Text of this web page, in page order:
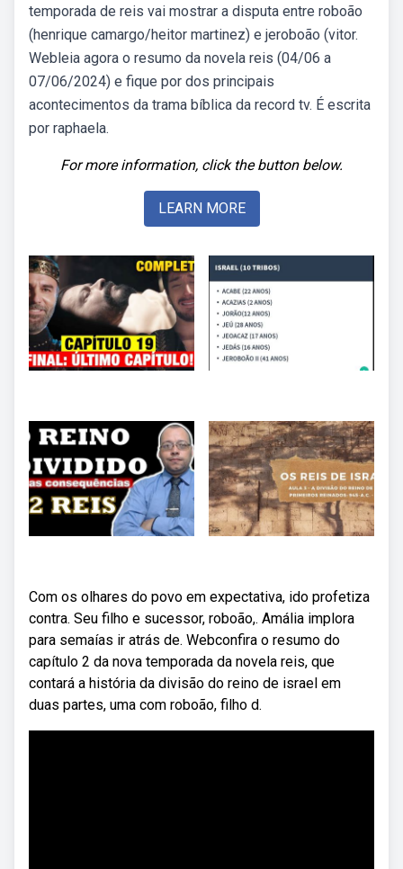
temporada de reis vai mostrar a disputa entre roboão
(henrique camargo/heitor martinez) e jeroboão (vitor.
Webleia agora o resumo da novela reis (04/06 a
07/06/2024) e fique por dos principais
acontecimentos da trama bíblica da record tv. É escrita
por raphaela.
For more information, click the button below.
LEARN MORE
Com os olhares do povo em expectativa, ido profetiza
contra. Seu filho e sucessor, roboão,. Amália implora
para semaías ir atrás de. Webconfira o resumo do
capítulo 2 da nova temporada da novela reis, que
contará a história da divisão do reino de israel em
duas partes, uma com roboão, filho d.